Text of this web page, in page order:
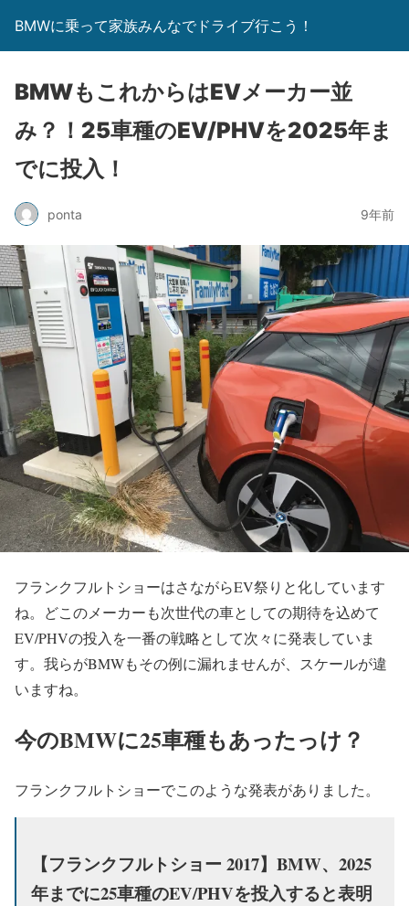
BMWに乗って家族みんなでドライブ行こう！
BMWもこれからはEVメーカー並
み？！25車種のEV/PHVを2025年ま
でに投入！
ponta 9年前
フランクフルトショーはさながらEV祭りと化しています
ね。どこのメーカーも次世代の車としての期待を込めて
EV/PHVの投入を一番の戦略として次々に発表していま
す。我らがBMWもその例に漏れませんが、スケールが違
いますね。
今のBMWに25車種もあったっけ？
フランクフルトショーでこのような発表がありました。
【フランクフルトショー 2017】BMW、2025
年までに25車種のEV/PHVを投入すると表明